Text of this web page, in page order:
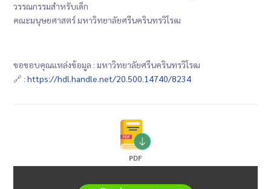
วรรณกรรมสำหรับเด็ก
คณะมนุษยศาสตร์ มหาวิทยาลัยศรีนครินทรวิโรฒ
ขอขอบคุณแหล่งข้อมูล : มหาวิทยาลัยศรีนครินทรวิโรฒ
🔗 :https://hdl.handle.net/20.500.14740/8234
PDF